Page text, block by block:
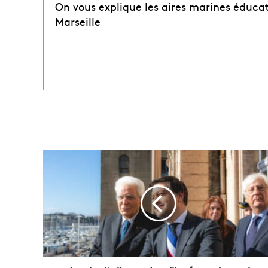
On vous explique les aires marines
Marseille
u
s
i
t